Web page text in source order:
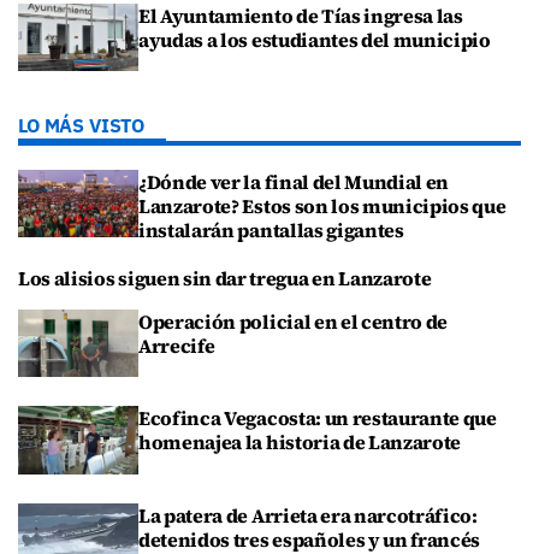
El Ayuntamiento de Tías ingresa las
ayudas a los estudiantes del municipio
LO MÁS VISTO
¿Dónde ver la final del Mundial en
Lanzarote? Estos son los municipios que
instalarán pantallas gigantes
Los alisios siguen sin dar tregua en Lanzarote
Operación policial en el centro de
Arrecife
Ecofinca Vegacosta: un restaurante que
homenajea la historia de Lanzarote
La patera de Arrieta era narcotráfico:
detenidos tres españoles y un francés